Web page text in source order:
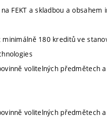
FEKT a skladbou a obsahem
180 kreditů ve
volitelných předmětech
volitelných předmětech